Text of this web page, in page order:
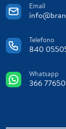
Email
Telefono
840
Whatsapp
366